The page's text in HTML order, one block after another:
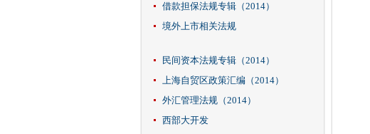
借款担保法规专辑（2014）
境外上市相关法规
民间资本法规专辑（2014）
上海自贸区政策汇编（2014）
外汇管理法规（2014）
西部大开发